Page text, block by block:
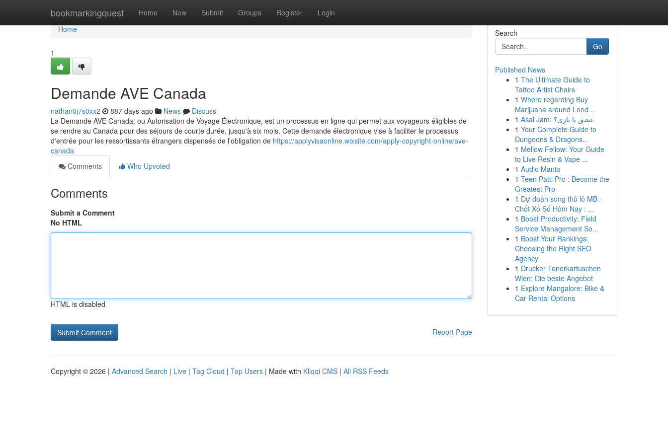
bookmarkingquest Home New Submit Groups Register Login
Home
Home
1
Demande AVE Canada
nathan0j7s0xx2 887 days ago News
Discuss
La Demande AVE Canada, ou Autorisation de Voyage Électronique, est un processus en ligne qui permet aux voyageurs éligibles de
se rendre au Canada pour des séjours de courte durée, jusqu'à six mois. Cette demande électronique vise à faciliter le processus
d'entrée pour les ressortissants étrangers dispensés de l'obligation de https://applyvisaonline.wixsite.com/apply-copyright-online/ave-
canada
Comments
Who Upvoted
Comments
Submit a Comment
No HTML
HTML is disabled
Report Page
Search
Go
Published News
1 The Ultimate Guide to
Tattoo Artist Chairs
1 Where regarding Buy
Marijuana around Lond...
1
Asal Jam: عشق یا بازی؟
1 Your Complete Guide to
Dungeons & Dragons...
1 Mellow Fellow: Your Guide
to Live Resin & Vape ...
1 Audio Mania
1 Teen Patti Pro : Become the
Greatest Pro
1 Dự đoán song thủ lô MB ·
Chốt Xổ Số Hôm Nay : ...
1 Boost Productivity: Field
Service Management So...
1 Boost Your Rankings:
Choosing the Right SEO
Agency
1 Drucker Tonerkartuschen
Wien: Die beste Angebot
1 Explore Mangalore: Bike &
Car Rental Options
Copyright © 2026 | Advanced Search | Live | Tag Cloud | Top Users | Made with Kliqqi CMS | All RSS Feeds